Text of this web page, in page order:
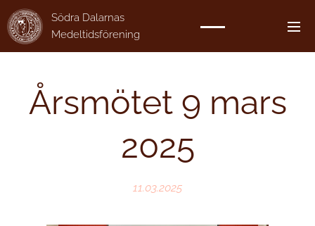
Södra Dalarnas
Medeltidsförening
Årsmötet 9 mars
2025
11.03.2025